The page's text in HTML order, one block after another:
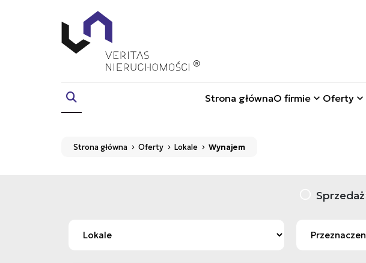
Strona głównaO firmie Oferty
Strona główna Oferty Lokale Wynajem
Sprzedaż